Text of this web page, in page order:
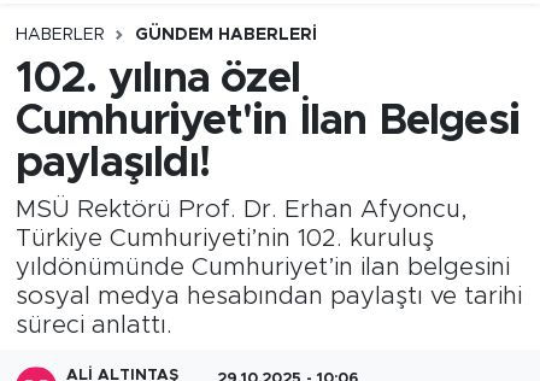
HABERLER GÜNDEM HABERLERI
102. yılına özel
Cumhuriyet'in İlan Belgesi
paylaşıldı!
MSÜ Rektörü Prof. Dr. Erhan Afyoncu,
Türkiye Cumhuriyeti’nin 102. kuruluş
yıldönümünde Cumhuriyet’in ilan belgesini
sosyal medya hesabından paylaştı ve tarihi
süreci anlattı.
ALI ALTINTAŞ
Süper Lig Puan Durumu ve Fikstür
Tüm Manşetler
Son Dakika Haberleri
Haber Arşivi